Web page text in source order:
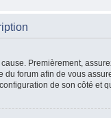
Premièrement,
du forum afin de vous
de son côté et